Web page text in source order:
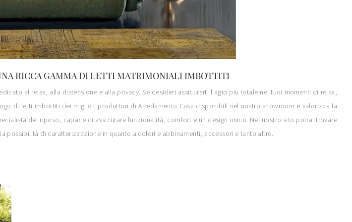
RICCA GAMMA DI LETTI MATRIMONIALI IMBOTTITI
al relax, alla distensione e alla privacy. Se desideri assicurarti l'agio più totale nei tuoi momenti di relax,
di letti imbottiti dei migliori produttori di Arredamento Casa disponibili nel nostro showroom e valorizza la
del riposo, capace di assicurare funzionalità, comfort e un design unico. Nel nostro sito potrai trovare
di caratterizzazione in quanto a colori e abbinamenti, accessori e tanto altro.